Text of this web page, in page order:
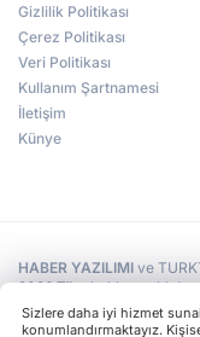
Gizlilik Politikası
Çerez Politikası
Veri Politikası
Kullanım Şartnamesi
İletişim
Künye
HABER YAZILIMI ve
2026 Tüm hakları saklıdır.
Sizlere daha iyi hizmet
konumlandırmaktayız.